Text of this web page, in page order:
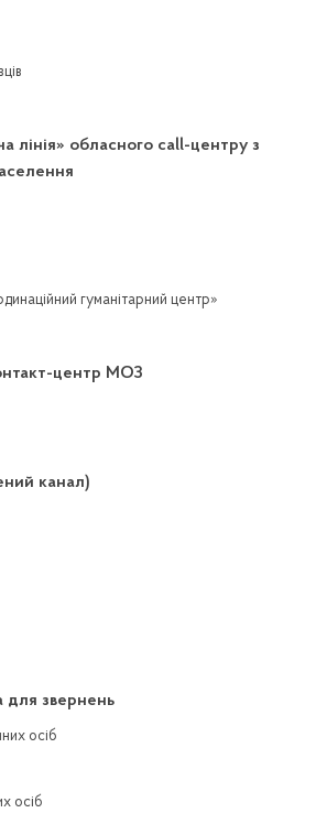
лінія» обласного call-центру з
гуманітарний центр»
центр МОЗ
канал)
для звернень
осiб
осiб